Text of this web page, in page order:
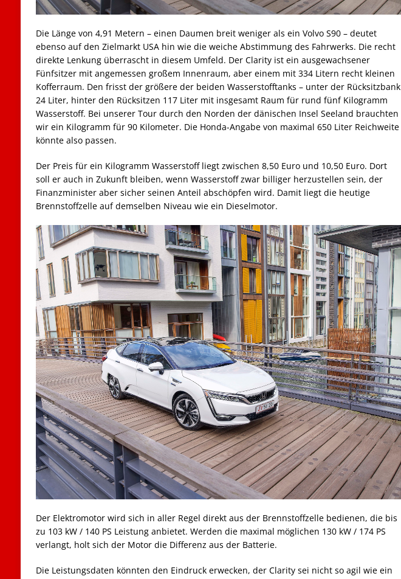
Die Länge von 4,91 Metern – einen Daumen breit weniger als ein Volvo S90 – deutet
ebenso auf den Zielmarkt USA hin wie die weiche Abstimmung des Fahrwerks. Die recht
direkte Lenkung überrascht in diesem Umfeld. Der Clarity ist ein ausgewachsener
Fünfsitzer mit angemessen großem Innenraum, aber einem mit 334 Litern recht kleinen
Kofferraum. Den frisst der größere der beiden Wasserstofftanks – unter der Rücksitzbank
24 Liter, hinter den Rücksitzen 117 Liter mit insgesamt Raum für rund fünf Kilogramm
Wasserstoff. Bei unserer Tour durch den Norden der dänischen Insel Seeland brauchten
wir ein Kilogramm für 90 Kilometer. Die Honda-Angabe von maximal 650 Liter Reichweite
könnte also passen.
Der Preis für ein Kilogramm Wasserstoff liegt zwischen 8,50 Euro und 10,50 Euro. Dort
soll er auch in Zukunft bleiben, wenn Wasserstoff zwar billiger herzustellen sein, der
Finanzminister aber sicher seinen Anteil abschöpfen wird. Damit liegt die heutige
Brennstoffzelle auf demselben Niveau wie ein Dieselmotor.
Der Elektromotor wird sich in aller Regel direkt aus der Brennstoffzelle bedienen, die bis
zu 103 kW / 140 PS Leistung anbietet. Werden die maximal möglichen 130 kW / 174 PS
verlangt, holt sich der Motor die Differenz aus der Batterie.
Die Leistungsdaten könnten den Eindruck erwecken, der Clarity sei nicht so agil wie ein